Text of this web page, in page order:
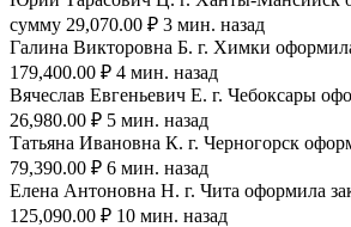
сумму 29,070.00 ₽ 3 мин. назад
Галина Викторовна Б. г. Химки
179,400.00 ₽ 4 мин. назад
Вячеслав Евгеньевич Е. г. Чебоксары
26,980.00 ₽ 5 мин. назад
Татьяна Ивановна К. г. Черногорск
79,390.00 ₽ 6 мин. назад
Елена Антоновна Н. г. Чита оформила
125,090.00 ₽ 10 мин. назад